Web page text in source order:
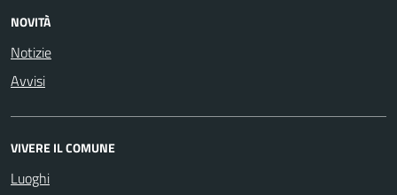
NOVITÀ
Notizie
Avvisi
VIVERE IL COMUNE
Luoghi